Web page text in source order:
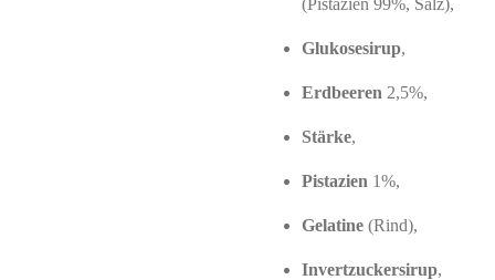
(Pistazien 99%, Salz),
Glukosesirup,
Erdbeeren 2,5%,
Stärke,
Pistazien 1%,
Gelatine (Rind),
Invertzuckersirup,